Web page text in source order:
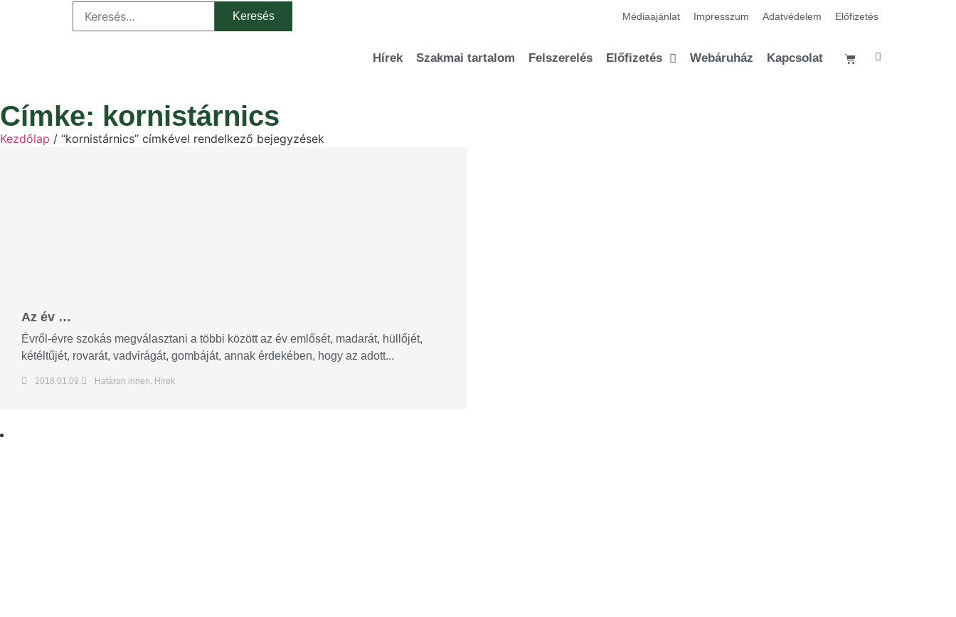
Médiaajánlat Impresszum Adatvédelem Előfizetés
Hírek Szakmai tartalom Felszerelés Előfizetés Webáruház Kapcsolat
Címke: kornistárnics
Kezdőlap / “kornistárnics” címkével rendelkező bejegyzések
Az év …
Évről-évre szokás megválasztani a többi között az év emlősét, madarát, hüllőjét,
kétéltűjét, rovarát, vadvirágát, gombáját, annak érdekében, hogy az adott...
2018.01.09. Határon innen, Hírek